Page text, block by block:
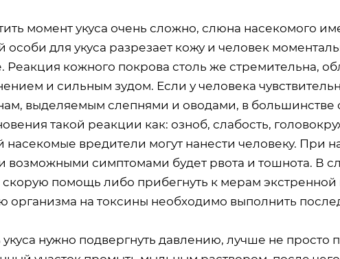
момент укуса очень сложно, слюна насекомого
особи для укуса разрезает кожу и человек
кожного покрова столь же стремительна,
и сильным зудом. Если у человека
выделяемым слепнями и оводами, в большинстве
такой реакции как: озноб, слабость,
насекомые вредители могут нанести человеку. При
возможными симптомами будет рвота и тошнота. В
скорую помощь либо прибегнуть к мерам
организма на токсины необходимо выполнить
укуса нужно подвергнуть давлению, лучше не